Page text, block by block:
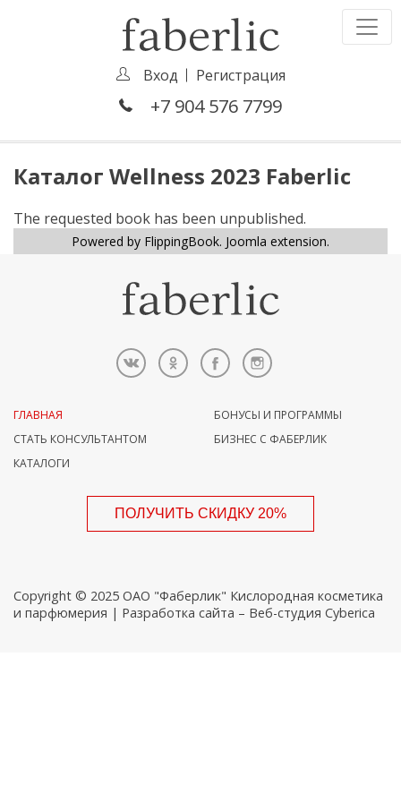
Вход Регистрация
+7 904 576 7799
Каталог Wellness 2023 Faberlic
The requested book has been unpublished.
Powered by FlippingBook. Joomla extension.
ГЛАВНАЯ
СТАТЬ КОНСУЛЬТАНТОМ
КАТАЛОГИ
БОНУСЫ И ПРОГРАММЫ
БИЗНЕС С ФАБЕРЛИК
Copyright © 2025 ОАО "Фаберлик" Кислородная косметика
и парфюмерия | Разработка сайта – Веб-студия Cyberica